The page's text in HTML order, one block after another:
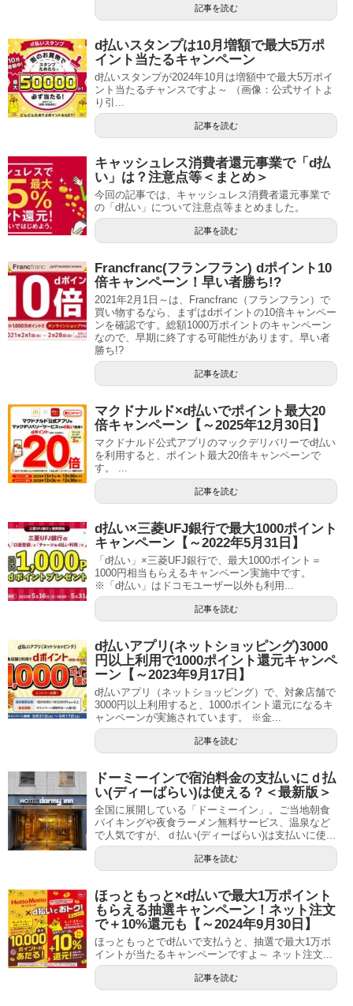
記事を読む
d払いスタンプは10月増額で最大5万ポ
イント当たるキャンペーン
d払いスタンプが2024年10月は増額中で最大5万ポイ
ント当たるチャンスですよ～ （画像：公式サイトよ
り引...
記事を読む
キャッシュレス消費者還元事業で「d払
い」は？注意点等＜まとめ＞
今回の記事では、キャッシュレス消費者還元事業で
の「d払い」について注意点等まとめました。
記事を読む
Francfranc(フランフラン) dポイント10
倍キャンペーン！早い者勝ち!?
2021年2月1日～は、Francfranc（フランフラン）で
買い物するなら、まずはdポイントの10倍キャンペー
ンを確認です。総額1000万ポイントのキャンペーン
なので、早期に終了する可能性があります。早い者
勝ち!?
記事を読む
マクドナルド×d払いでポイント最大20
倍キャンペーン【～2025年12月30日】
マクドナルド公式アプリのマックデリバリーでd払い
を利用すると、ポイント最大20倍キャンペーンで
す。 ...
記事を読む
d払い×三菱UFJ銀行で最大1000ポイント
キャンペーン【～2022年5月31日】
「d払い」×三菱UFJ銀行で、最大1000ポイント＝
1000円相当もらえるキャンペーン実施中です。
※「d払い」はドコモユーザー以外も利用...
記事を読む
d払いアプリ(ネットショッピング)3000
円以上利用で1000ポイント還元キャンペ
ーン【～2023年9月17日】
d払いアプリ（ネットショッピング）で、対象店舗で
3000円以上利用すると、1000ポイント還元になるキ
ャンペーンが実施されています。 ※金...
記事を読む
ドーミーインで宿泊料金の支払いにｄ払
い(ディーばらい)は使える？＜最新版＞
全国に展開している「ドーミーイン」。ご当地朝食
バイキングや夜食ラーメン無料サービス、温泉など
で人気ですが、ｄ払い(ディーばらい)は支払いに使...
記事を読む
ほっともっと×d払いで最大1万ポイント
もらえる抽選キャンペーン！ネット注文
で＋10%還元も【～2024年9月30日】
ほっともっとでd払いで支払うと、抽選で最大1万ポ
イントが当たるキャンペーンですよ～ ネット注文...
記事を読む